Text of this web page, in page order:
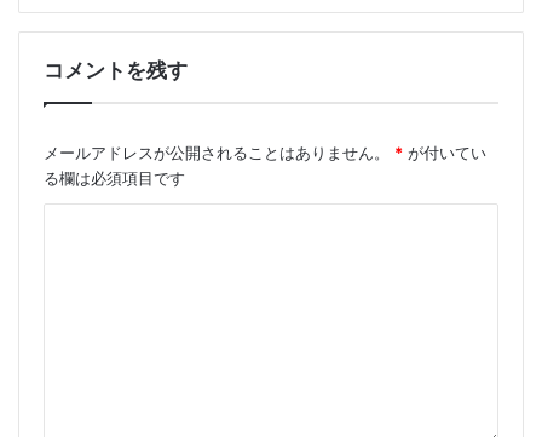
つとなり、その製品にはCO2レーザー、ファイバーレー
ザーなどが含まれます。その製品は、科学研究、医療、
産業加工など、複数の産業に役立っています。
3. IPG
コメントを残す
メールアドレスが公開されることはありません。 * が付いてい
る欄は必須項目です